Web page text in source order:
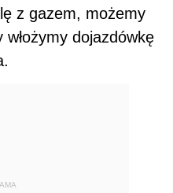
z gazem, możemy
dojazdówkę